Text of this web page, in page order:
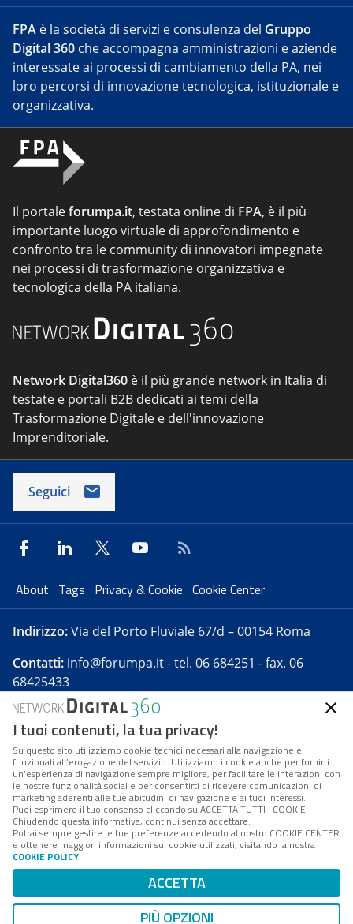
FPA è la società di servizi e consulenza del Gruppo
Digital 360 che accompagna amministrazioni e aziende
interessate ai processi di cambiamento della PA, nei
loro percorsi di innovazione tecnologica, istituzionale e
organizzativa.
Il portaleforumpa.it, testata online di FPA, è il più
importante luogo virtuale di approfondimento e
confronto tra le community di innovatori impegnate
nei processi di trasformazione organizzativa e
tecnologica della PA italiana.
Network Digital360 è il più grande network in Italia di
testate e portali B2B dedicati ai temi della
Trasformazione Digitale e dell'innovazione
Imprenditoriale.
Seguici
About Tags Privacy & Cookie Cookie Center
Indirizzo:Via del Porto Fluviale 67/d – 00154 Roma
Contatti: info@forumpa.it- tel. 06 684251 - fax. 06
68425433
Forumpa.itè una pubblicazione telematica iscritta
presso Registro della stampa del Tribunale di Roma -
Reg. n. 182 del 2 maggio 2008 - Direttore resp. Michela
Stentella
FPA s.r.l. è società soggetta a Direzione e
Coordinamento da parte di Digital360 S.p.A. - FPA s.r.l.
è un'azienda certificata per il sistema di management
Codice Fiscale/Partita IVA n. 10693191008 - R.E.A. Roma
n. 1249791. ISP AWS
Mappa del sito
I tuoi contenuti, la tua privacy!
Su questo sito utilizziamo cookie tecnici necessari alla navigazione e
funzionali all’erogazione del servizio. Utilizziamo i cookie anche per fornirti
un’esperienza di navigazione sempre migliore, per facilitare le interazioni con
le nostre funzionalità social e per consentirti di ricevere comunicazioni di
marketing aderenti alle tue abitudini di navigazione e ai tuoi interessi.
Puoi esprimere il tuo consenso cliccando su ACCETTA TUTTI I COOKIE.
Chiudendo questa informativa, continui senza accettare.
Potrai sempre gestire le tue preferenze accedendo al nostro COOKIE CENTER
e ottenere maggiori informazioni sui cookie utilizzati, visitando la nostra
COOKIE POLICY.
ACCETTA
PIÙ OPZIONI